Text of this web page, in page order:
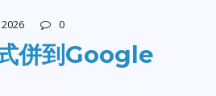
0
併到Google